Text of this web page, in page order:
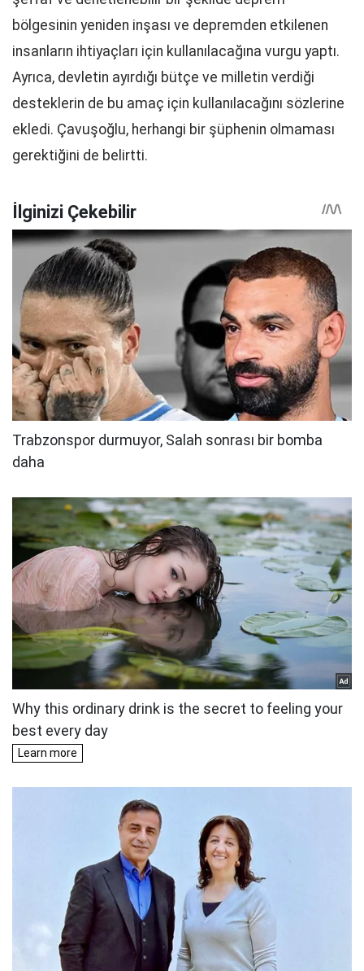
bölgesinin yeniden inşası ve depremden etkilenen
insanların ihtiyaçları için kullanılacağına vurgu yaptı.
Ayrıca, devletin ayırdığı bütçe ve milletin verdiği
desteklerin de bu amaç için kullanılacağını sözlerine
ekledi. Çavuşoğlu, herhangi bir şüphenin olmaması
gerektiğini de belirtti.